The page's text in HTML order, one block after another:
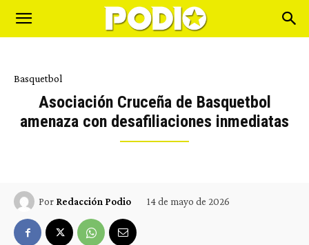
Basquetbol
Asociación Cruceña de Basquetbol
amenaza con desafiliaciones inmediatas
Por Redacción Podio 14 de mayo de 2026